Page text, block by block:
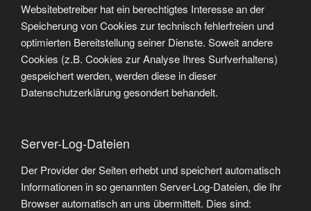
Websitebetreiber hat ein berechtigtes Interesse an der
Speicherung von Cookies zur technisch fehlerfreien und
optimierten Bereitstellung seiner Dienste. Soweit andere
Cookies (z.B. Cookies zur Analyse Ihres Surfverhaltens)
gespeichert werden, werden diese in dieser
Datenschutzerklärung gesondert behandelt.
Server-Log-Dateien
Der Provider der Seiten erhebt und speichert automatisch
Informationen in so genannten Server-Log-Dateien, die Ihr
Browser automatisch an uns übermittelt. Dies sind: